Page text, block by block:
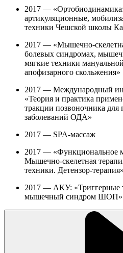
2017 —
артикуляционные,
техники Чешской школы
2017 — «Мышечно-
болевых синдромах,
мягкие техники
апофизарного скольжения»
2017 — Международный
«Теория и практика
тракции позвоночника
заболеваний ОДА»
2017 — SPA-массаж
2017 — «Функциональное
Мышечно-скелетная
техники. Детензор-терапия»
2017 — АКУ: «Триггерные
мышечный синдром ШОП»